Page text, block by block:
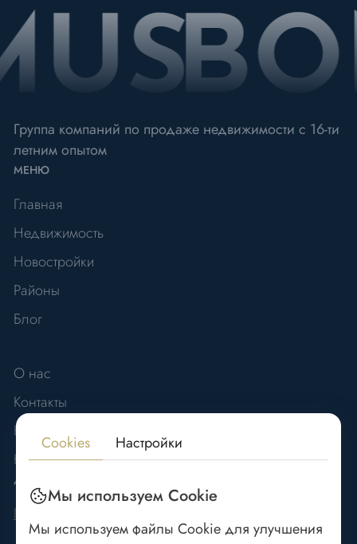
Группа компаний по продаже недвижимости с 16-ти
летним опытом
МЕНЮ
Главная
Недвижимость
Новостройки
Районы
Блог
О нас
Контакты
Карьера
Новости
ДОКУМЕНТЫ
Политика конфиденциальности
Cookies Настройки
Мы используем Cookie
Мы используем файлы Cookie для улучшения